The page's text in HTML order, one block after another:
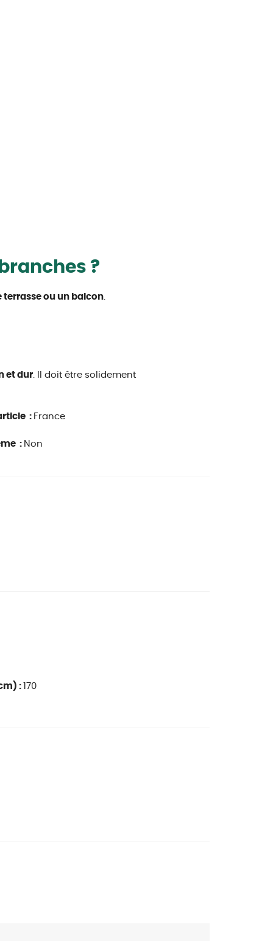
?
terrasse ou un balcon.
et dur. Il doit être solidement
: France
: Non
: 170